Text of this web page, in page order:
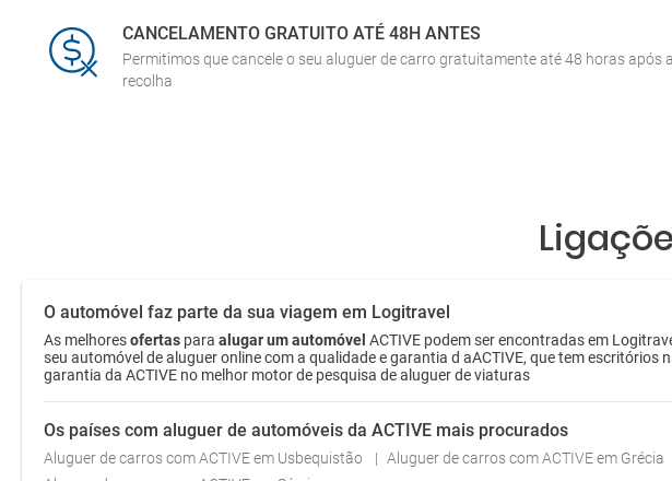
CANCELAMENTO GRATUITO ATÉ 48H ANTES
Permitimos que cancele o seu aluguer de carro gratuitamente até 48 horas após a
recolha
O automóvel faz parte da sua viagem em Logitravel
As melhoresofertas para alugar um automóvel ACTIVE podem ser encontradas em
seu automóvel de aluguer online com a qualidade e garantia d aACTIVE, que tem
garantia da ACTIVE no melhor motor de pesquisa de aluguer de viaturas
Os países com aluguer de automóveis da ACTIVE mais procurados
Aluguer de carros com ACTIVE em Usbequistão Aluguer de carros com ACTIVE em Grécia